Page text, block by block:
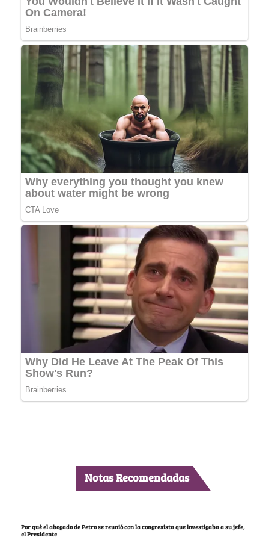
Notas Recomendadas
Por qué el abogado de Petro se reunió con la congresista que investigaba a su jefe,
el Presidente